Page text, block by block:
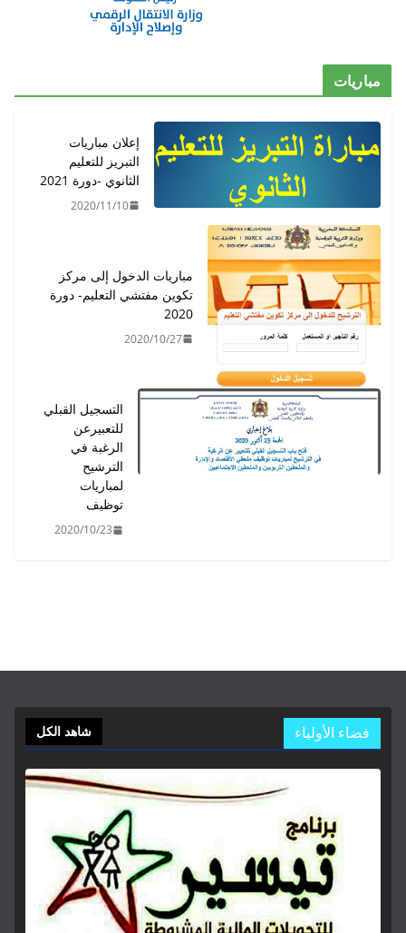
مباريات
إعلان مباريات
التبريز للتعليم
الثانوي -دورة 2021
2020/11/10
مباريات الدخول إلى مركز
تكوين مفتشي التعليم- دورة
2020
2020/10/27
التسجيل القبلي
للتعبيرعن
الرغبة في
الترشيح
لمباريات
توظيف
2020/10/23
فضاء الأولياء شاهد الكل